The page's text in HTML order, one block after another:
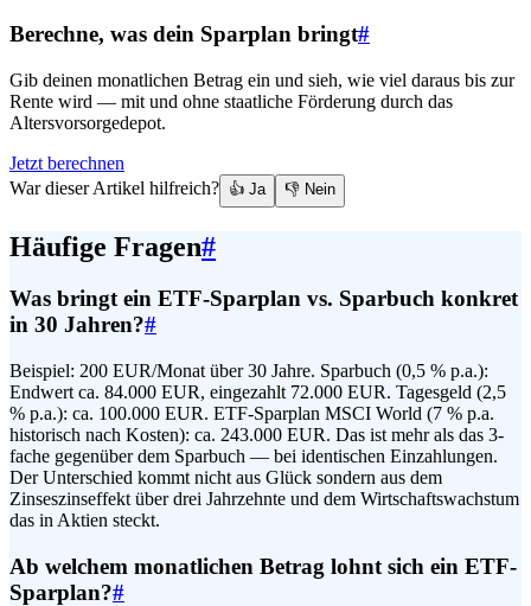
Berechne, was dein Sparplan bringt#
Gib deinen monatlichen Betrag ein und sieh, wie viel daraus bis zur
Rente wird — mit und ohne staatliche Förderung durch das
Altersvorsorgedepot.
Jetzt berechnen
War dieser Artikel hilfreich? 👍 Ja 👎 Nein
Häufige Fragen#
Was bringt ein ETF-Sparplan vs. Sparbuch konkret
in 30 Jahren?#
Beispiel: 200 EUR/Monat über 30 Jahre. Sparbuch (0,5 % p.a.):
Endwert ca. 84.000 EUR, eingezahlt 72.000 EUR. Tagesgeld (2,5
% p.a.): ca. 100.000 EUR. ETF-Sparplan MSCI World (7 % p.a.
historisch nach Kosten): ca. 243.000 EUR. Das ist mehr als das 3-
fache gegenüber dem Sparbuch — bei identischen Einzahlungen.
Der Unterschied kommt nicht aus Glück sondern aus dem
Zinseszinseffekt über drei Jahrzehnte und dem Wirtschaftswachstum
das in Aktien steckt.
Ab welchem monatlichen Betrag lohnt sich ein ETF-
Sparplan?#